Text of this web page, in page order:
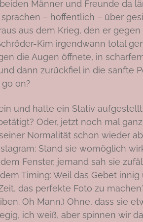
Männer und Freunde da
– hoffentlich – über
aus dem Krieg, den er
Kim irgendwann total
die Augen öffnete, in
dann zurückfiel in die sanfte
on?
und hatte ein Stativ
Oder, jetzt noch mal
Normalität schon wieder
Stand sie womöglich
Fenster, jemand sah sie
Timing: Weil das Gebet innig
das perfekte Foto zu
Oh Mann.) Ohne, dass sie
ich weiß, aber spinnen wir